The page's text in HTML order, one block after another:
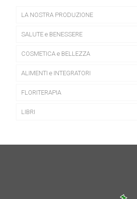
LA NOSTRA PRODUZIONE
SALUTE e BENESSERE
COSMETICA e BELLEZZA
ALIMENTI e INTEGRATORI
FLORITERAPIA
LIBRI